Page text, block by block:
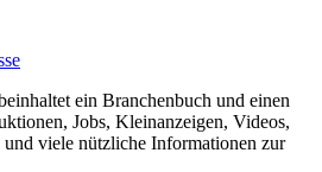
ein Branchenbuch und einen
Jobs, Kleinanzeigen, Videos,
viele nützliche Informationen zur